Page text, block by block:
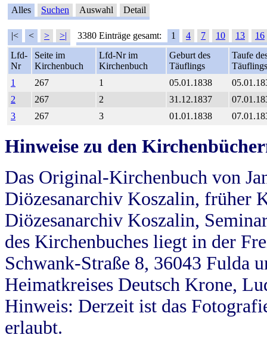
Alles Suchen Auswahl Detail
|< < > >| 3380 Einträge gesamt: 1 4 7 10 13
16
Lfd-
Nr
Seite im
Kirchenbuch
Lfd-Nr im
Kirchenbuch
Geburt des
Täuflings
Taufe
Täuflings
1
267 1 05.01.1838
2
267 2 31.12.1837
3
267 3 01.01.1838
Hinweise zu den
Das Original-Kirchenbuch von
Diözesanarchiv Koszalin, früher
Diözesanarchiv Koszalin,
des Kirchenbuches liegt in der
Schwank-Straße 8, 36043 Fulda
Heimatkreises Deutsch Krone,
Hinweis: Derzeit ist das
erlaubt.